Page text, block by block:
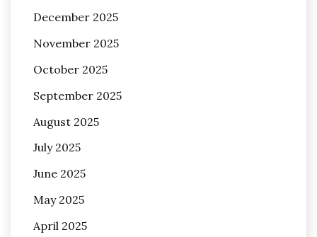
December 2025
November 2025
October 2025
September 2025
August 2025
July 2025
June 2025
May 2025
April 2025